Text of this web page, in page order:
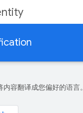
内容翻译成您偏好的语言